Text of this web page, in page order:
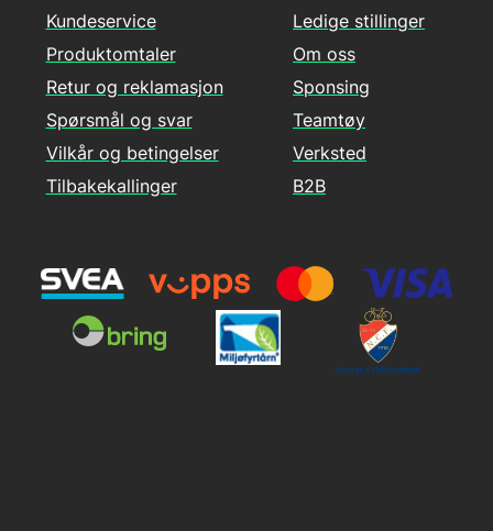
Kundeservice
Produktomtaler
Retur og reklamasjon
Spørsmål og svar
Vilkår og betingelser
Tilbakekallinger
Ledige stillinger
Om oss
Sponsing
Teamtøy
Verksted
B2B